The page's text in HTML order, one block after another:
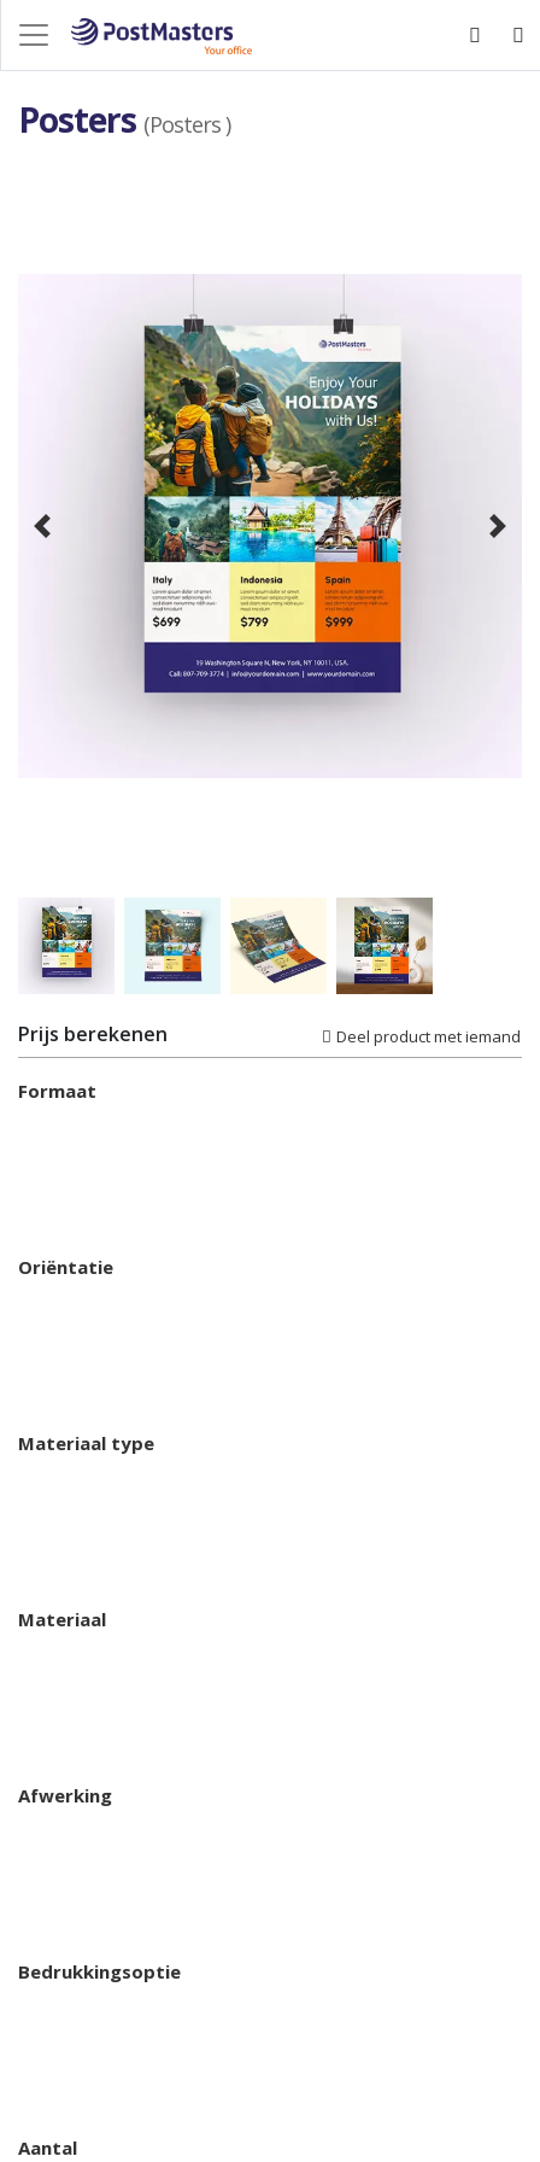
Posters (Posters )
Prijs berekenen Deel product met iemand
Formaat
Oriëntatie
Materiaal type
Materiaal
Afwerking
Bedrukkingsoptie
Aantal